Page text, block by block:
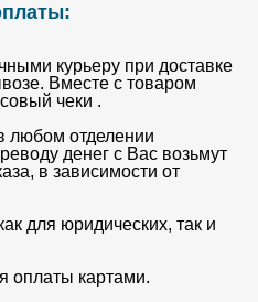
курьеру при доставке
Вместе с товаром
чеки .
любом отделении
денег с Вас возьмут
в зависимости от
для юридических, так и
оплаты картами.